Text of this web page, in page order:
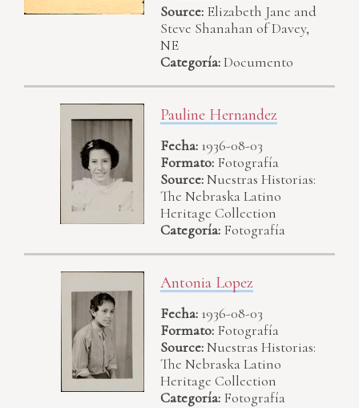
Source: Elizabeth Jane and
Steve Shanahan of Davey,
NE
Categoría:Documento
Pauline Hernandez
Fecha: 1936-08-03
Formato: Fotografía
Source:Nuestras Historias:
The Nebraska Latino
Heritage Collection
Categoría: Fotografía
Antonia Lopez
Fecha: 1936-08-03
Formato: Fotografía
Source:Nuestras Historias:
The Nebraska Latino
Heritage Collection
Categoría: Fotografía